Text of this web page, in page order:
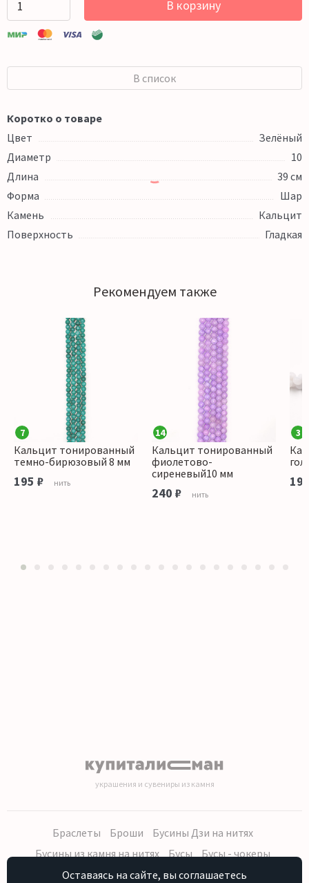
В корзину
В список
Коротко о товаре
Цвет
Зелёный
Диаметр
10
Длина
39 см
Форма
Шар
Камень
Кальцит
Поверхность
Гладкая
Рекомендуем также
7
Кальцит тонированный
темно-бирюзовый 8 мм
195 ₽ нить
14
Кальцит тонированный
фиолетово-
сиреневый10 мм
240 ₽ нить
3
украшения и сувениры из камня
Браслеты Броши
Бусины Дзи на нитях
Бусины из камня на нитях
Бусы
Бусы - чокеры
Кольца, серьги
Кулоны Наборы (бусы, браслет, серьги)
Оставаясь на сайте, вы соглашаетесь